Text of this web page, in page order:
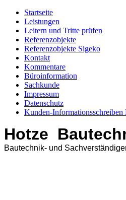
Startseite
Leistungen
Leitern und Tritte prüfen
Referenzobjekte
Referenzobjekte Sigeko
Kontakt
Kommentare
Büroinformation
Sachkunde
Impressum
Datenschutz
Kunden-Informationsschreiben
Hotze
Bautechnik- und